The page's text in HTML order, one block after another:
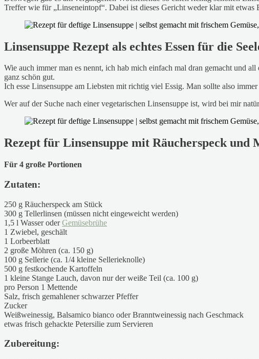
Treffer wie für „Linseneintopf“. Dabei ist dieses Gericht weder klar mit
Linsensuppe Rezept als echtes Essen für die
Wie auch immer man es nennt, ich hab mich einfach mal dran gemacht und
ganz schön gut.
Ich esse Linsensuppe am Liebsten mit richtig viel Essig. Man sollte also
Wer auf der Suche nach einer vegetarischen Linsensuppe ist, wird bei mir
Rezept für Linsensuppe mit Räucherspeck und
Für 4 große Portionen
Zutaten:
250 g Räucherspeck am Stück
300 g Tellerlinsen (müssen nicht eingeweicht werden)
1,5 l Wasser oderGemüsebrühe
1 Zwiebel, geschält
1 Lorbeerblatt
2 große Möhren (ca. 150 g)
100 g Sellerie (ca. 1/4 kleine Sellerieknolle)
500 g festkochende Kartoffeln
1 kleine Stange Lauch, davon nur der weiße Teil (ca. 100 g)
pro Person 1 Mettende
Salz, frisch gemahlener schwarzer Pfeffer
Zucker
Weißweinessig, Balsamico bianco oder Branntweinessig nach Geschmack
etwas frisch gehackte Petersilie zum Servieren
Zubereitung: